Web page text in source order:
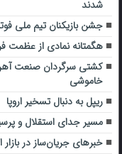
شدند
جشن بازیکنان تیم ملی
هگمتانه نمادی از عظمت
کشتی سرگردان صنعت آهن
خاموشی
ریپل به دنبال تسخیر اروپا
مسیر جدای استقلال و
خبرهای جریان‌ساز در بازار